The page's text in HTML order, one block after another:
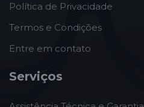
Política de Privacidade
Termos e Condições
Entre em contato
Serviços